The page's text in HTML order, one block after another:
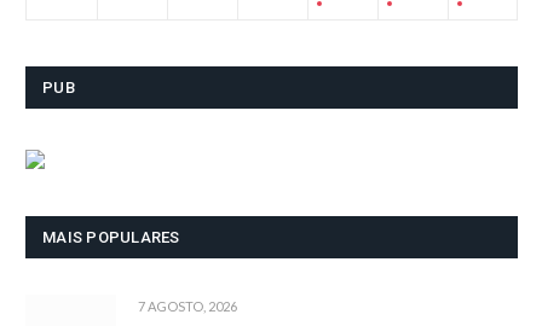
PUB
MAIS POPULARES
7 AGOSTO, 2026